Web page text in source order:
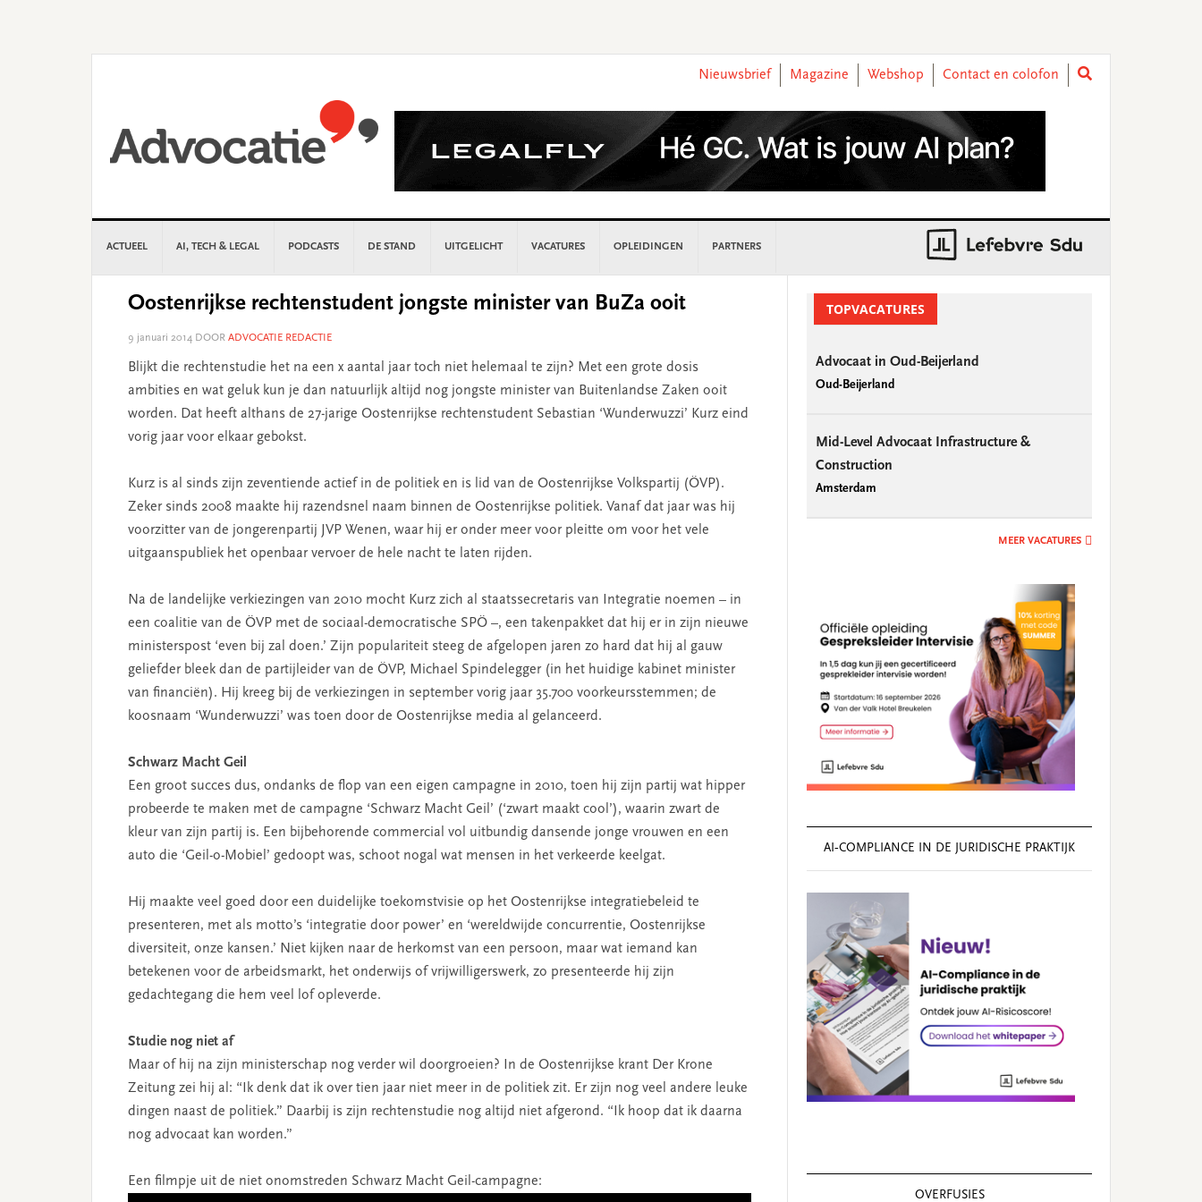
Nieuwsbrief
Magazine Webshop Contact en colofon
ACTUEEL AI, TECH & LEGAL PODCASTS DE STAND UITGELICHT VACATURES OPLEIDINGEN PARTNERS
Oostenrijkse rechtenstudent jongste minister van BuZa ooit
9 januari 2014 DOOR ADVOCATIE REDACTIE
Blijkt die rechtenstudie het na een x aantal jaar toch niet helemaal te zijn? Met een grote dosis
ambities en wat geluk kun je dan natuurlijk altijd nog jongste minister van Buitenlandse Zaken ooit
worden. Dat heeft althans de 27-jarige Oostenrijkse rechtenstudent Sebastian ‘Wunderwuzzi’ Kurz eind
vorig jaar voor elkaar gebokst.
Kurz is al sinds zijn zeventiende actief in de politiek en is lid van de Oostenrijkse Volkspartij (ÖVP).
Zeker sinds 2008 maakte hij razendsnel naam binnen de Oostenrijkse politiek. Vanaf dat jaar was hij
voorzitter van de jongerenpartij JVP Wenen, waar hij er onder meer voor pleitte om voor het vele
uitgaanspubliek het openbaar vervoer de hele nacht te laten rijden.
Na de landelijke verkiezingen van 2010 mocht Kurz zich al staatssecretaris van Integratie noemen – in
een coalitie van de ÖVP met de sociaal-democratische SPÖ –, een takenpakket dat hij er in zijn nieuwe
ministerspost ‘even bij zal doen.’ Zijn populariteit steeg de afgelopen jaren zo hard dat hij al gauw
geliefder bleek dan de partijleider van de ÖVP, Michael Spindelegger (in het huidige kabinet minister
van financiën). Hij kreeg bij de verkiezingen in september vorig jaar 35.700 voorkeursstemmen; de
koosnaam ‘Wunderwuzzi’ was toen door de Oostenrijkse media al gelanceerd.
Schwarz Macht Geil
Een groot succes dus, ondanks de flop van een eigen campagne in 2010, toen hij zijn partij wat hipper
probeerde te maken met de campagne ‘Schwarz Macht Geil’ (‘zwart maakt cool’), waarin zwart de
kleur van zijn partij is. Een bijbehorende commercial vol uitbundig dansende jonge vrouwen en een
auto die ‘Geil-o-Mobiel’ gedoopt was, schoot nogal wat mensen in het verkeerde keelgat.
Hij maakte veel goed door een duidelijke toekomstvisie op het Oostenrijkse integratiebeleid te
presenteren, met als motto’s ‘integratie door power’ en ‘wereldwijde concurrentie, Oostenrijkse
diversiteit, onze kansen.’ Niet kijken naar de herkomst van een persoon, maar wat iemand kan
betekenen voor de arbeidsmarkt, het onderwijs of vrijwilligerswerk, zo presenteerde hij zijn
gedachtegang die hem veel lof opleverde.
Studie nog niet af
Maar of hij na zijn ministerschap nog verder wil doorgroeien? In de Oostenrijkse krant Der Krone
Zeitung zei hij al: “Ik denk dat ik over tien jaar niet meer in de politiek zit. Er zijn nog veel andere leuke
dingen naast de politiek.” Daarbij is zijn rechtenstudie nog altijd niet afgerond. “Ik hoop dat ik daarna
nog advocaat kan worden.”
Een filmpje uit de niet onomstreden Schwarz Macht Geil-campagne:
SidebarTOPVACATURES
Advocaat in Oud-Beijerland
Oud-Beijerland
Mid-Level Advocaat Infrastructure &
Construction
Amsterdam
MEER VACATURES
AI‑COMPLIANCE IN DE JURIDISCHE PRAKTIJK
OVERFUSIES